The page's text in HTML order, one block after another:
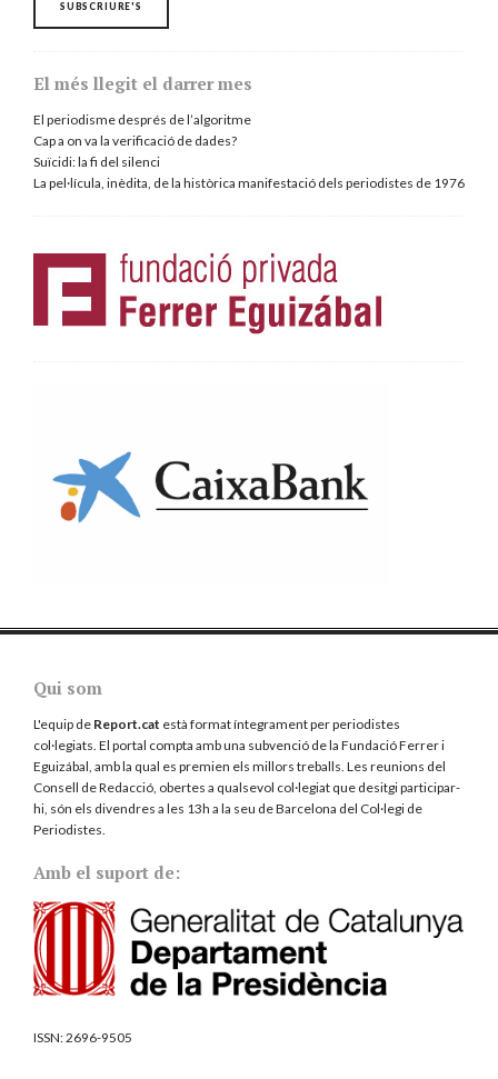
El més llegit el darrer mes
El periodisme després de l’algoritme
Cap a on va la verificació de dades?
Suïcidi: la fi del silenci
La pel·lícula, inèdita, de la històrica manifestació dels periodistes de 1976
Qui som
L'equip de Report.cat està format íntegrament per periodistes
col·legiats. El portal compta amb una subvenció de la Fundació Ferrer i
Eguizábal, amb la qual es premien els millors treballs. Les reunions del
Consell de Redacció, obertes a qualsevol col·legiat que desitgi participar-
hi, són els divendres a les 13h a la seu de Barcelona del Col·legi de
Periodistes
Amb el suport de:
ISSN:2696-9505